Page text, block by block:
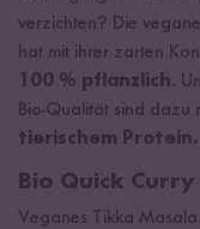
verzichten? Die
hat mit ihrer zarten
100 % pflanzlich.
Bio-Qualität sind dazu
tierischem Protein.
Bio Quick
Veganes Tikka